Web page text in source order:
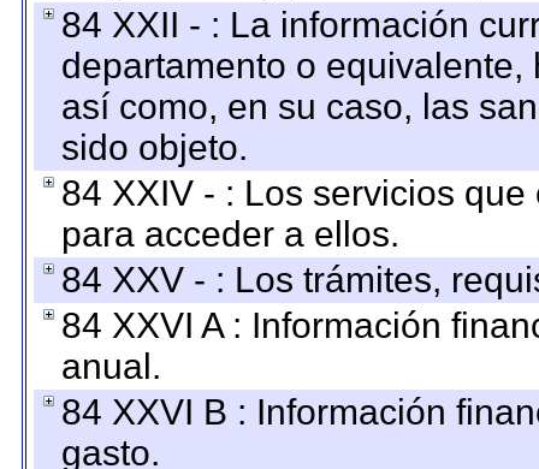
84 XXII - : La información
departamento o
así como, en su caso, las
sido objeto.
84 XXIV - : Los servicios
para acceder a ellos.
84 XXV - : Los trámites,
84 XXVI A : Información
anual.
84 XXVI B : Información
gasto.